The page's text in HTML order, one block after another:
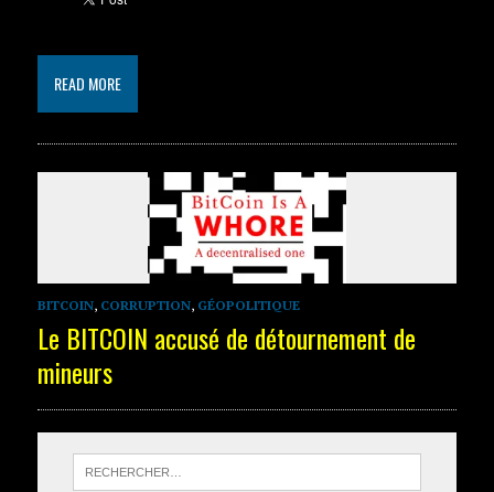
READ MORE
BITCOIN, CORRUPTION, GÉOPOLITIQUE
Le BITCOIN accusé de détournement de
mineurs